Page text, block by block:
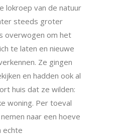
lokroep van de natuur
steeds groter
overwogen om het
te laten en nieuwe
Ze gingen
en hadden ook al
huis dat ze wilden:
woning. Per toeval
naar een hoeve
echte